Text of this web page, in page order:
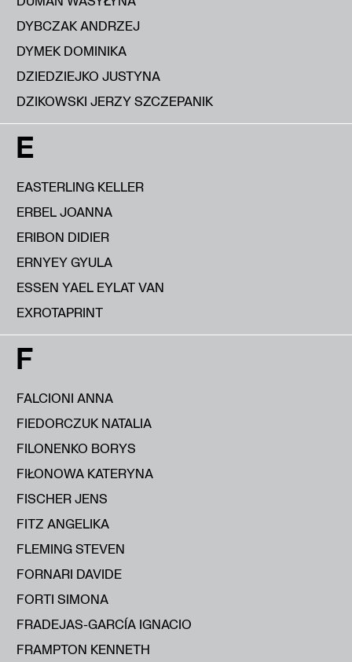
DYBCZAK ANDRZEJ
DYMEK DOMINIKA
DZIEDZIEJKO JUSTYNA
DZIKOWSKI JERZY SZCZEPANIK
E
EASTERLING KELLER
ERBEL JOANNA
ERIBON DIDIER
ERNYEY GYULA
ESSEN YAEL EYLAT VAN
EXROTAPRINT
F
FALCIONI ANNA
FIEDORCZUK NATALIA
FILONENKO BORYS
FIŁONOWA KATERYNA
FISCHER JENS
FITZ ANGELIKA
FLEMING STEVEN
FORNARI DAVIDE
FORTI SIMONA
FRADEJAS-GARCÍA IGNACIO
FRAMPTON KENNETH